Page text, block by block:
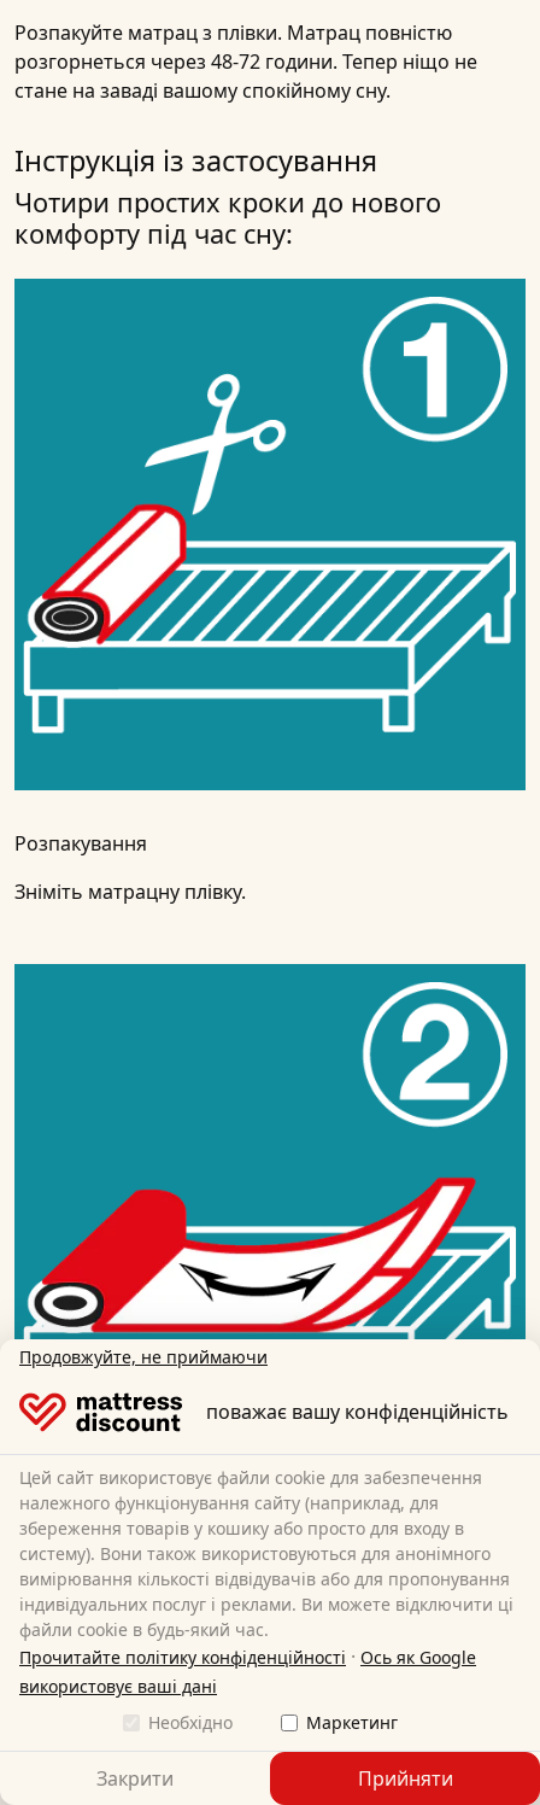
Розпакуйте матрац з плівки. Матрац повністю
розгорнеться через 48-72 години. Тепер ніщо не
стане на заваді вашому спокійному сну.
Інструкція із застосування
Чотири простих кроки до нового
комфорту під час сну:
Розпакування
Зніміть матрацну плівку.
Розгортання
Розкачайте матрац на ліжку або рейковому каркасі і
залиште його відкритим.
Продовжуйте, не приймаючи
поважає вашу конфіденційність
Цей сайт використовує файли cookie для забезпечення
належного функціонування сайту (наприклад, для
збереження товарів у кошику або просто для входу в
систему). Вони також використовуються для анонімного
вимірювання кількості відвідувачів або для пропонування
індивідуальних послуг і реклами. Ви можете відключити ці
файли cookie в будь-який час.
Прочитайте політику конфіденційності · Ось як Google
використовує ваші дані
Необхідно
Маркетинг
Закрити Прийняти